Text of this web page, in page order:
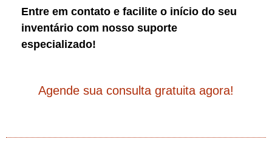
Entre em contato e facilite o início do seu
inventário com nosso suporte
especializado!
Agende sua consulta gratuita agora!